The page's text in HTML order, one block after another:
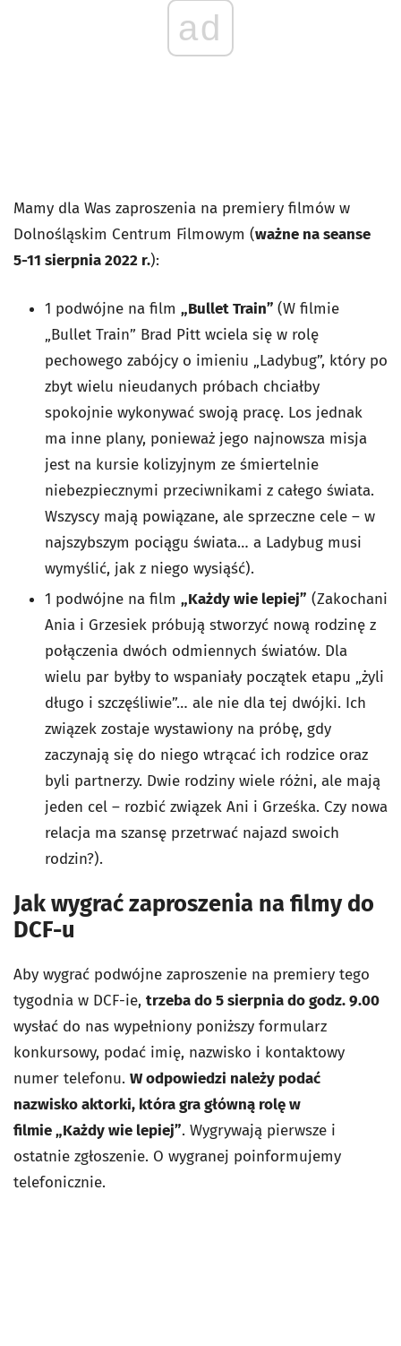
ad
Mamy dla Was zaproszenia na premiery filmów w
Dolnośląskim Centrum Filmowym (ważne na seanse
5-11 sierpnia 2022 r.):
1 podwójne na film „Bullet Train” (W filmie
„Bullet Train” Brad Pitt wciela się w rolę
pechowego zabójcy o imieniu „Ladybug”, który po
zbyt wielu nieudanych próbach chciałby
spokojnie wykonywać swoją pracę. Los jednak
ma inne plany, ponieważ jego najnowsza misja
jest na kursie kolizyjnym ze śmiertelnie
niebezpiecznymi przeciwnikami z całego świata.
Wszyscy mają powiązane, ale sprzeczne cele – w
najszybszym pociągu świata… a Ladybug musi
wymyślić, jak z niego wysiąść).
1 podwójne na film „Każdy wie lepiej” (Zakochani
Ania i Grzesiek próbują stworzyć nową rodzinę z
połączenia dwóch odmiennych światów. Dla
wielu par byłby to wspaniały początek etapu „żyli
długo i szczęśliwie”… ale nie dla tej dwójki. Ich
związek zostaje wystawiony na próbę, gdy
zaczynają się do niego wtrącać ich rodzice oraz
byli partnerzy. Dwie rodziny wiele różni, ale mają
jeden cel – rozbić związek Ani i Grześka. Czy nowa
relacja ma szansę przetrwać najazd swoich
rodzin?).
Jak wygrać zaproszenia na filmy do
DCF-u
Aby wygrać podwójne zaproszenie na premiery tego
tygodnia w DCF-ie, trzeba do 5 sierpnia do godz. 9.00
wysłać do nas wypełniony poniższy formularz
konkursowy, podać imię, nazwisko i kontaktowy
numer telefonu. W odpowiedzi należy podać
nazwisko aktorki, która gra główną rolę w
filmie„Każdy wie lepiej”. Wygrywają pierwsze i
ostatnie zgłoszenie. O wygranej poinformujemy
telefonicznie.